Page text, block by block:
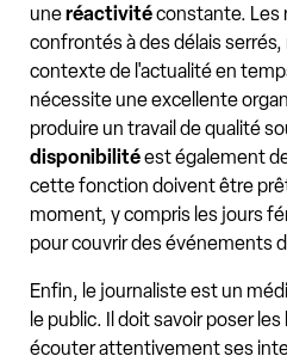
uneréactivitéconstante. Les
confrontés à des délais
contexte de l'actualité en
nécessite une excellente
produire un travail de qualité
disponibilitéest également
cette fonction doivent être
moment, y compris les jours
pour couvrir des événements
Enfin, le journaliste est un
le public. Il doit savoir poser
écouter attentivement ses